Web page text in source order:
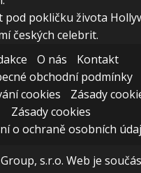
pod pokličku života
českých celebrit.
O nás
Kontakt
obchodní podmínky
cookies
Zásady
Zásady cookies
o ochraně osobních
s.r.o. Web je